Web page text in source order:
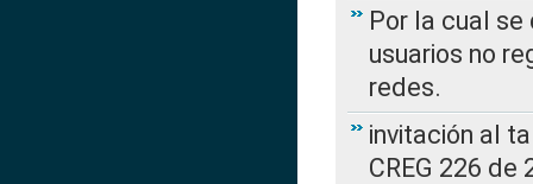
Por la cual
usuarios no
redes.
invitación al
CREG 226